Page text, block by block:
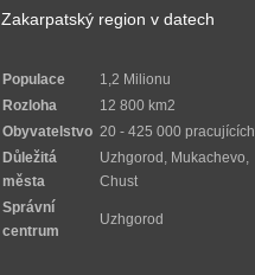
Zakarpatský region v datech
Populace
1,2 Milionu
Rozloha
12 800 km2
Obyvatelstvo 20 - 425 000 pracujících
Důležitá
města
Uzhgorod, Mukachevo,
Chust
Správní
centrum
Uzhgorod